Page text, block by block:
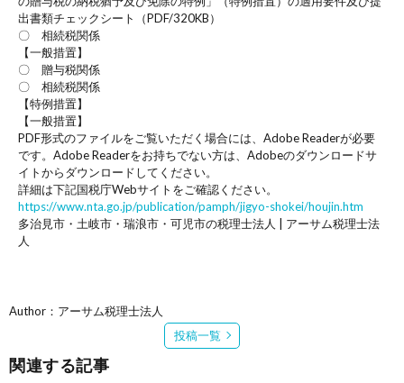
出書類チェックシート（PDF/320KB）
〇 相続税関係
【一般措置】
〇 贈与税関係
〇 相続税関係
【特例措置】
【一般措置】
PDF形式のファイルをご覧いただく場合には、Adobe Readerが必要
です。Adobe Readerをお持ちでない方は、Adobeのダウンロードサ
イトからダウンロードしてください。
詳細は下記国税庁Webサイトをご確認ください。
https://www.nta.go.jp/publication/pamph/jigyo-shokei/houjin.htm
多治見市・土岐市・瑞浪市・可児市の税理士法人 | アーサム税理士法
人
Author：アーサム税理士法人
投稿一覧
関連する記事